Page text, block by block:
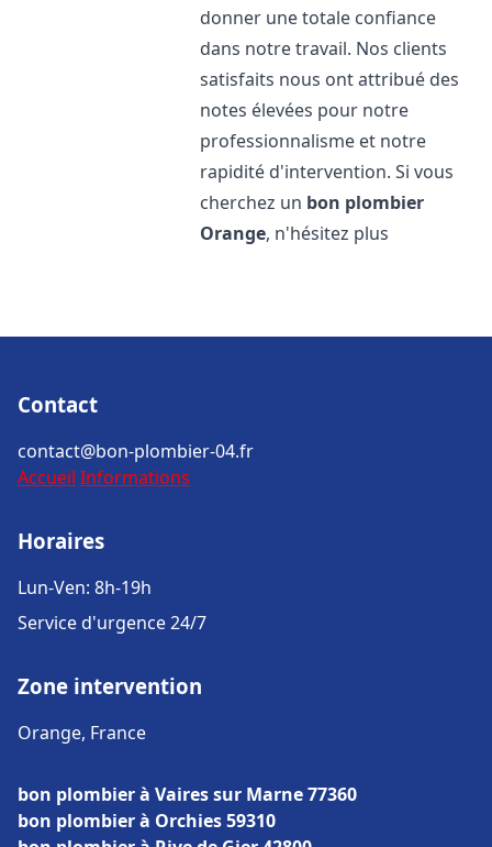
donner une totale confiance
dans notre travail. Nos clients
satisfaits nous ont attribué des
notes élevées pour notre
professionnalisme et notre
rapidité d'intervention. Si vous
cherchez un bon plombier
Orange, n'hésitez plus
Contact
contact@bon-plombier-04.fr
Accueil Informations
Horaires
Lun-Ven: 8h-19h
Service d'urgence 24/7
Zone intervention
Orange, France
bon plombier à Vaires sur Marne 77360
bon plombier à Orchies 59310